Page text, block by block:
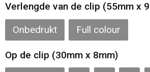
Verlengde van de clip (55mm x
Onbedrukt Full colour
Op de clip (30mm x 8mm)